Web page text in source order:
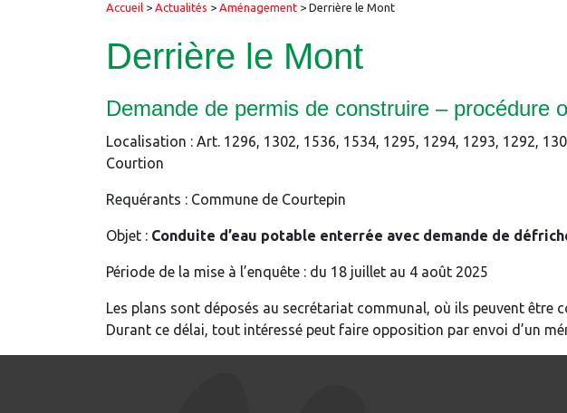
Accueil > Actualités > Aménagement > Derrière le Mont
Derrière le Mont
Demande de permis de construire – procédure
Localisation : Art. 1296, 1302, 1536, 1534, 1295, 1294,
Courtion
Requérants : Commune de Courtepin
Objet : Conduite d’eau potable enterrée avec demande de
Période de la mise à l’enquête : du 18 juillet au 4 août 2025
Les plans sont déposés au secrétariat communal, où ils peuvent être
Durant ce délai, tout intéressé peut faire opposition par envoi d’un